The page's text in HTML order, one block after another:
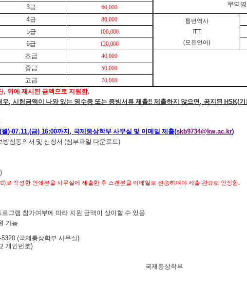
무역
3급 60,000
4급 80,000
통번역사
ITT
(모든언어)
5급 100,000
6급 120,000
초급 40,000
중급 50,000
고급 70,000
, 위에 제시된 금액으로 지원함.
우, 시험금액이 나와 있는 영수증 또는 증빙서류 제출!! 제출하지 않으면, 공지된 HSK(기
월)-07.11.(금) 16:00까지 , 국제통상학부 사무실 및 이메일 제출(skb9734@kw.ac.kr)
방침동의서 및 신청서 (첨부파일 다운로드)
로 작성한 인쇄본을 사무실에 제출한 후 스캔본을 이메일로 전송하여야 제출 완료로 인정함.
그램 참가여부에 따라 지원 금액이 상이할 수 있음
가능
5320 (국제통상학부 사무실)
개인번호)
국제통상학부